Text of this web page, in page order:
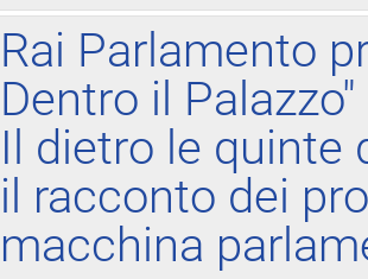
Rai Parlamento
Dentro il Palazzo"
Il dietro le quinte
il racconto dei
macchina